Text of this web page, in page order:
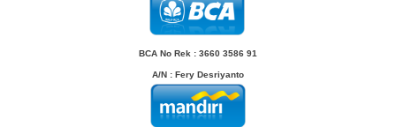
BCA No Rek : 3660 3586 91
A/N : Fery Desriyanto